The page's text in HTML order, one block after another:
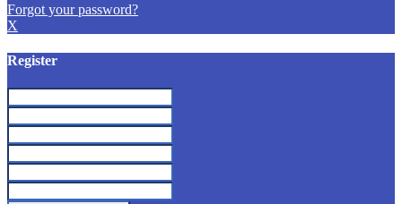
Forgot your password?
X
Register